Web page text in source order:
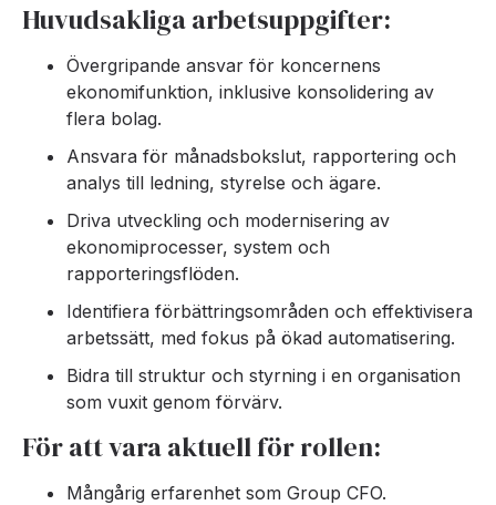
Huvudsakliga arbetsuppgifter:
Övergripande ansvar för koncernens
ekonomifunktion, inklusive konsolidering av
flera bolag.
Ansvara för månadsbokslut, rapportering och
analys till ledning, styrelse och ägare.
Driva utveckling och modernisering av
ekonomiprocesser, system och
rapporteringsflöden.
Identifiera förbättringsområden och effektivisera
arbetssätt, med fokus på ökad automatisering.
Bidra till struktur och styrning i en organisation
som vuxit genom förvärv.
För att vara aktuell för rollen:
Mångårig erfarenhet som Group CFO.